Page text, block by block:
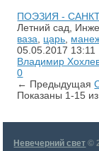
ПОЭЗИЯ -
Летний сад,
ваза
царь
05.05.2017 13:11
Владимир
0
← Предыдущая
Показаны 1-15
Невечерний свет ©